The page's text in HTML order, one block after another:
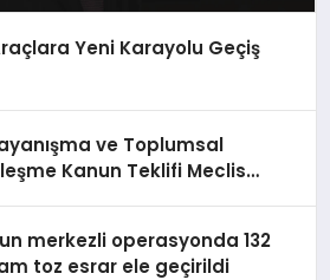
Yeni Karayolu Geçiş
ve Toplumsal
Kanun Teklifi Meclis
merkezli operasyonda 132
toz esrar ele geçirildi